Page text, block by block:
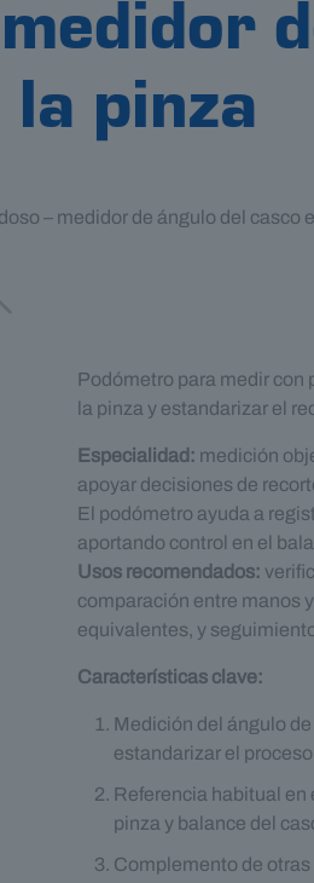
la pinza
– medidor de ángulo del casco
Podómetro para medir con
la pinza y estandarizar el
Especialidad: medición
apoyar decisiones de
El podómetro ayuda a
aportando control en el
Usos recomendados:
comparación entre manos
equivalentes, y
Características clave:
Medición del ángulo
estandarizar el
Referencia habitual en
pinza y balance del
Complemento de